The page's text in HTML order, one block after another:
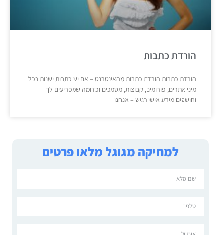
למחיקה מגוגל מלאו פרטים
הורדת כתבות
הורדת כתבות הורדת כתבות מהאינטרנט – אם יש כתבות ישנות בכל
מיני אתרים, פורומים, קבוצות, מסמכים וכדומה שמפריעים לך
וחושפים מידע אישי רגיש – אנחנו